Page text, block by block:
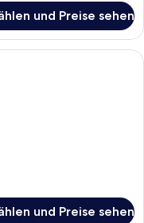
und Preise sehen
1 King-Bett | 1
und Preise sehen